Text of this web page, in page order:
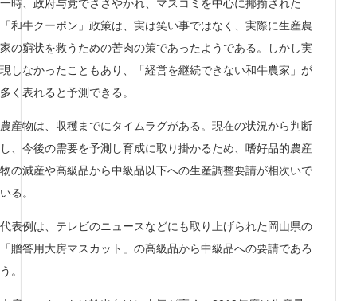
一時、政府与党でささやかれ、マスコミを中心に揶揄された
「和牛クーポン」政策は、実は笑い事ではなく、実際に生産農
家の窮状を救うための苦肉の策であったようである。しかし実
現しなかったこともあり、「経営を継続できない和牛農家」が
多く表れると予測できる。
農産物は、収穫までにタイムラグがある。現在の状況から判断
し、今後の需要を予測し育成に取り掛かるため、嗜好品的農産
物の減産や高級品から中級品以下への生産調整要請が相次いで
いる。
代表例は、テレビのニュースなどにも取り上げられた岡山県の
「贈答用大房マスカット」の高級品から中級品への要請であろ
う。